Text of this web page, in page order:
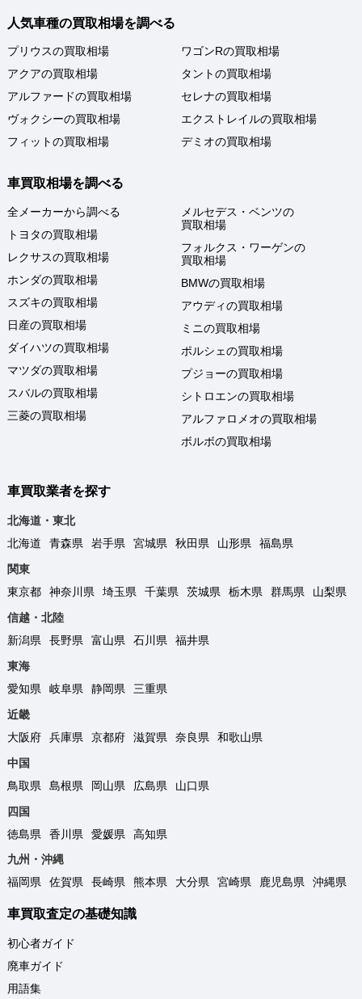
人気車種の買取相場を調べる
プリウスの買取相場
アクアの買取相場
アルファードの買取相場
ヴォクシーの買取相場
フィットの買取相場
ワゴンRの買取相場
タントの買取相場
セレナの買取相場
エクストレイルの買取相場
デミオの買取相場
車買取相場を調べる
全メーカーから調べる
トヨタの買取相場
レクサスの買取相場
ホンダの買取相場
スズキの買取相場
日産の買取相場
ダイハツの買取相場
マツダの買取相場
スバルの買取相場
三菱の買取相場
メルセデス・ベンツの
買取相場
フォルクス・ワーゲンの
買取相場
BMWの買取相場
アウディの買取相場
ミニの買取相場
ポルシェの買取相場
プジョーの買取相場
シトロエンの買取相場
アルファロメオの買取相場
ボルボの買取相場
車買取業者を探す
北海道・東北
北海道
青森県 岩手県 宮城県 秋田県 山形県
福島県
関東
東京都
神奈川県 埼玉県 千葉県 茨城県 栃木県 群馬県
山梨県
信越・北陸
新潟県
長野県 富山県 石川県
福井県
東海
愛知県
岐阜県 静岡県
三重県
近畿
大阪府
兵庫県 京都府 滋賀県 奈良県
和歌山県
中国
鳥取県
島根県 岡山県 広島県
山口県
四国
徳島県
香川県 愛媛県
高知県
九州・沖縄
福岡県
佐賀県 長崎県 熊本県 大分県 宮崎県 鹿児島県 沖縄県
車買取査定の基礎知識
初心者ガイド
廃車ガイド
用語集